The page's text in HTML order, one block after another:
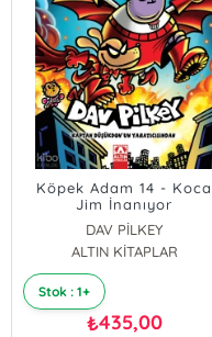
Köpek Adam 14 - Koca
Jim İnanıyor
DAV PİLKEY
ALTIN KİTAPLAR
Stok : 1+
₺435,00